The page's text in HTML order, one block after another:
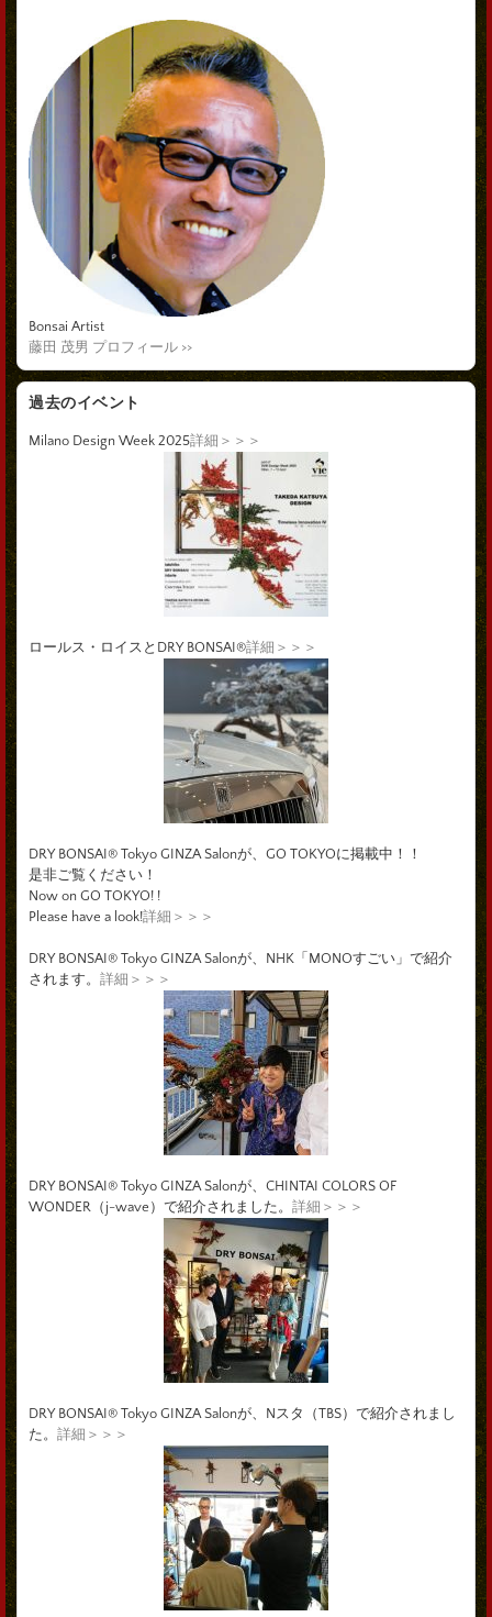
Bonsai Artist
藤田 茂男 プロフィール >>
過去のイベント
Milano Design Week 2025詳細＞＞＞
ロールス・ロイスとDRY BONSAI®詳細＞＞＞
DRY BONSAI® Tokyo GINZA Salonが、GO TOKYOに掲載中！！
是非ご覧ください！
Now on GO TOKYO! !
Please have a look!詳細＞＞＞
DRY BONSAI® Tokyo GINZA Salonが、NHK「MONOすごい」で紹介
されます。 詳細＞＞＞
DRY BONSAI® Tokyo GINZA Salonが、CHINTAI COLORS OF
WONDER（j-wave）で紹介されました。 詳細＞＞＞
DRY BONSAI® Tokyo GINZA Salonが、Nスタ（TBS）で紹介されまし
た。 詳細＞＞＞